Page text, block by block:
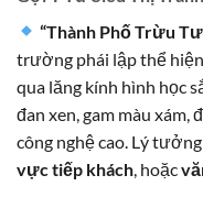
“Thành Phố Trừu
trường phái lập thể
qua lăng kính hình học
đan xen, gam màu xám,
công nghệ cao. Lý
vực tiếp khách , hoặc